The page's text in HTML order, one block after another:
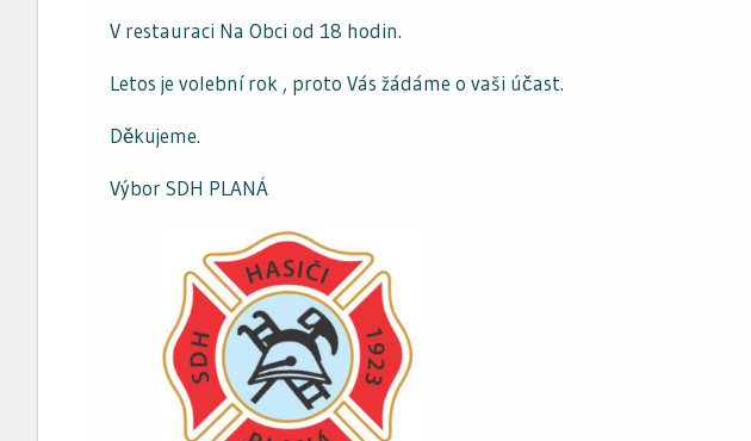
V restauraci Na Obci od 18 hodin.
Letos je volební rok , proto Vás žádáme o vaši účast.
Děkujeme.
Výbor SDH PLANÁ